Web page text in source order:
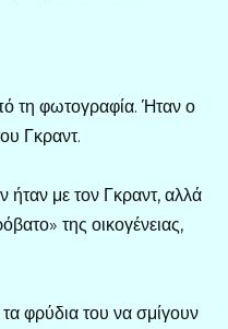
τη φωτογραφία. Ήταν ο
Γκραντ.
ήταν με τον Γκραντ, αλλά
της οικογένειας,
φρύδια του να σμίγουν